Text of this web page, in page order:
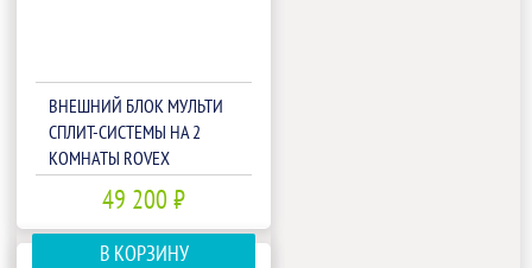
ВНЕШНИЙ БЛОК МУЛЬТИ
СПЛИТ-СИСТЕМЫ НА 2
КОМНАТЫ ROVEX
2M18UIHA1
49 200 ₽
В КОРЗИНУ